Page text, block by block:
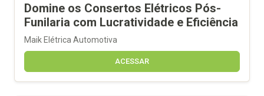
Domine os Consertos Elétricos Pós-
Funilaria com Lucratividade e Eficiência
Maik Elétrica Automotiva
ACESSAR